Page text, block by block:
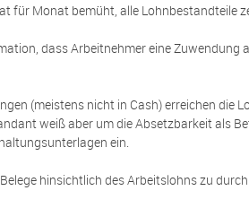
für Monat bemüht, alle Lohnbestandteile
dass Arbeitnehmer eine Zuwendung
(meistens nicht in Cash) erreichen die
weiß aber um die Absetzbarkeit als
ein.
hinsichtlich des Arbeitslohns zu